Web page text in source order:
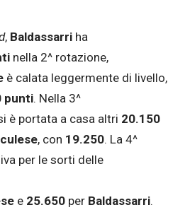
, Baldassarri ha
nella 2^ rotazione,
è calata leggermente di livello,
punti. Nella 3^
è portata a casa altri 20.150
, con 19.250. La 4^
per le sorti delle
e 25.650 per Baldassarri.